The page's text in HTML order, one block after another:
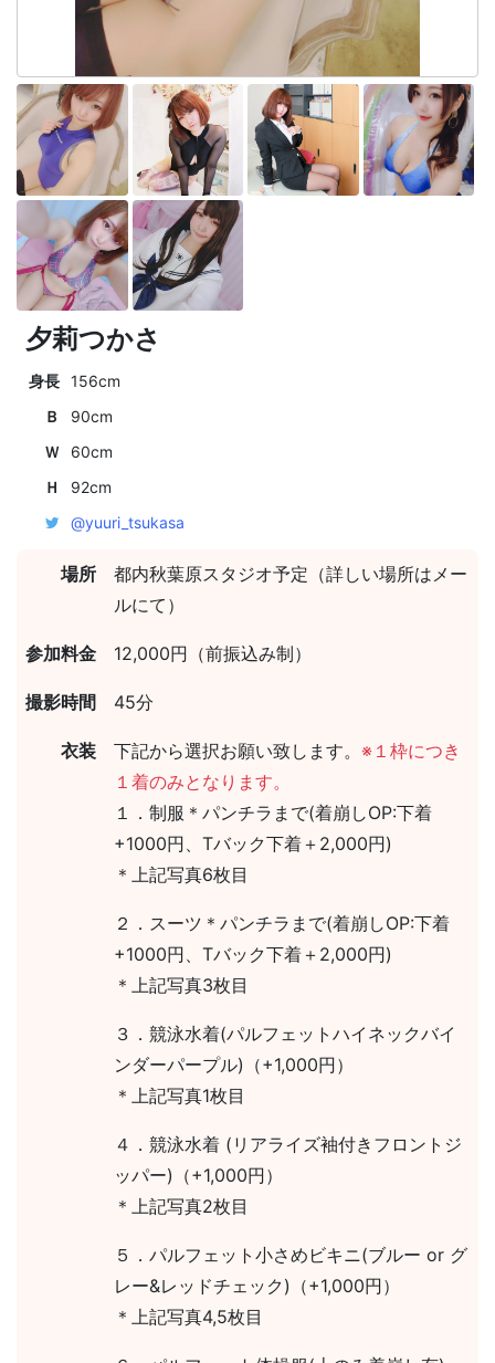
夕莉つかさ
身長 156cm
Ｂ
90cm
Ｗ
60cm
Ｈ
92cm
@yuuri_tsukasa
場所
都内秋葉原スタジオ予定（詳しい場所はメー
ルにて）
参加料金 12,000円（前振込み制）
撮影時間 45分
衣装 下記から選択お願い致します。 ※１枠につき
１着のみとなります。
１．制服＊パンチラまで(着崩しOP:下着
+1000円、Tバック下着＋2,000円)
＊上記写真6枚目
２．スーツ＊パンチラまで(着崩しOP:下着
+1000円、Tバック下着＋2,000円)
＊上記写真3枚目
３．競泳水着(パルフェットハイネックバイ
ンダーパープル)（+1,000円）
＊上記写真1枚目
４．競泳水着 (リアライズ袖付きフロントジ
ッパー)（+1,000円）
＊上記写真2枚目
５．パルフェット小さめビキニ(ブルー or グ
レー&レッドチェック)（+1,000円）
＊上記写真4,5枚目